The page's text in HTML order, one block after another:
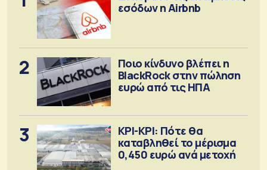
εσόδων η Airbnb
2
Ποιο κίνδυνο βλέπει η
BlackRock στην πώληση
ευρώ από τις ΗΠΑ
3
ΚΡΙ-ΚΡΙ: Πότε θα
καταβληθεί το μέρισμα
0,450 ευρώ ανά μετοχή